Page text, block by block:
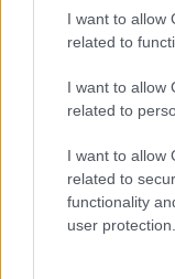
I want to allow
related to
I want to allow
related to
I want to allow
related to
functionality
user protection.